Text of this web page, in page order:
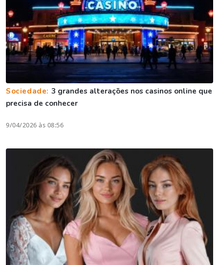
Sociedade: 3 grandes alterações nos casinos online que
precisa de conhecer
9/04/2026 às 08:56